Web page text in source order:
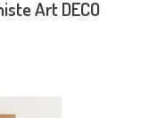
Art DECO